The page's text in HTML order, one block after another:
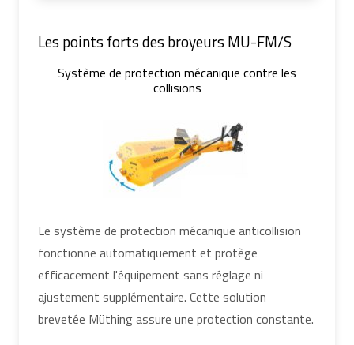
Les points forts des broyeurs MU-FM/S
Système de protection mécanique contre les
collisions
Le système de protection mécanique anticollision
fonctionne automatiquement et protège
efficacement l'équipement sans réglage ni
ajustement supplémentaire. Cette solution
brevetée Müthing assure une protection constante.